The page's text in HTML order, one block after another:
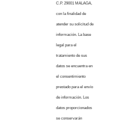
C.P. 29001 MALAGA,
con la finalidad de
atender su solicitud de
información. La base
legal para el
tratamiento de sus
datos se encuentra en
el consentimiento
prestado para el envío
de información. Los
datos proporcionados
se conservarán